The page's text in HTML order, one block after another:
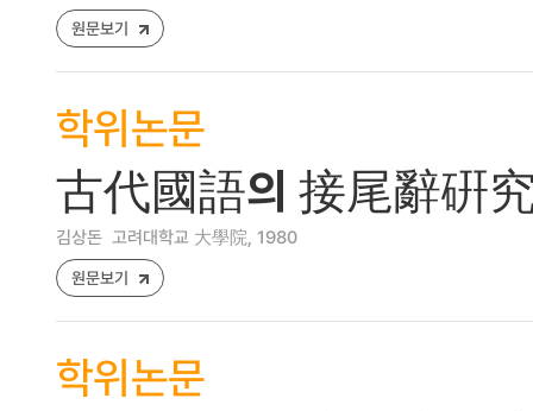
원문보기
학위논문
古代國語의 接尾辭硏
김상돈 고려대학교 大學院, 1980
원문보기
학위논문